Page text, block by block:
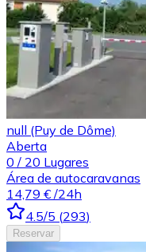
null (Puy de Dôme)
Aberta
0 / 20 Lugares
Área de autocaravanas
14,79 € /24h
4.5/5 (293)
Reservar